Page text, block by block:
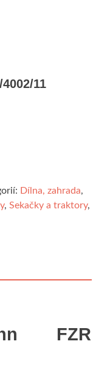
11
Dílna, zahrada,
, Sekačky a traktory,
FZR